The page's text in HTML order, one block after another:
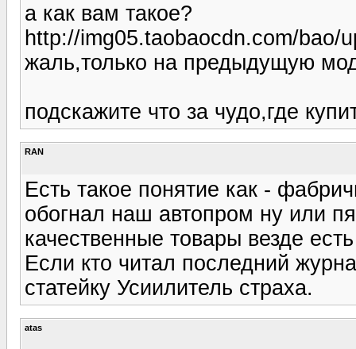
а как вам такое?
http://img05.taobaocdn.com/bao/
жаль,только на предыдущую
подскажите что за чудо,где
RAN
Есть такое понятие как -
обогнал наш автопром ну или
качественные товары везде
Если кто читал последний
статейку Усиилитель страха.
atas